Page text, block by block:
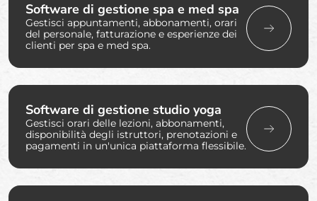
Software di gestione spa e med spa
Gestisci appuntamenti, abbonamenti, orari
del personale, fatturazione e esperienze dei
clienti per spa e med spa.
Software di gestione studio yoga
Gestisci orari delle lezioni, abbonamenti,
disponibilità degli istruttori, prenotazioni e
pagamenti in un'unica piattaforma flessibile.